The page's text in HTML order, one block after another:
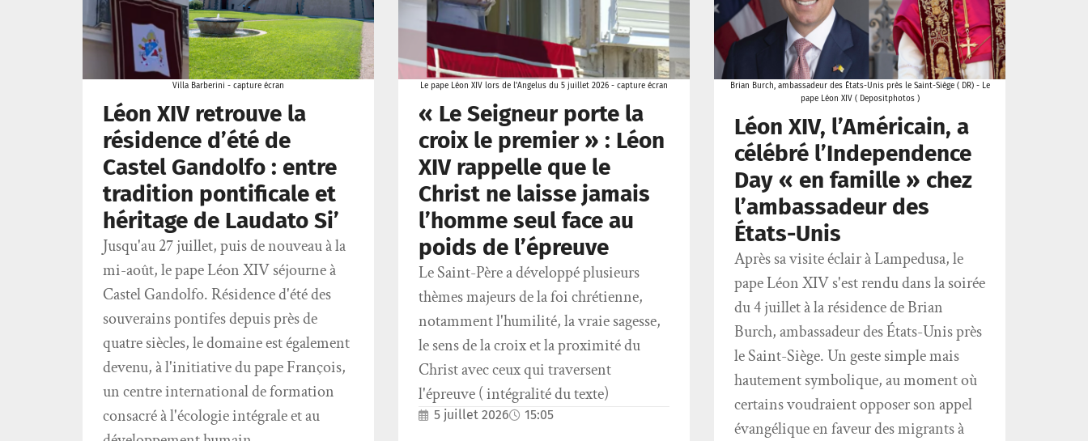
Villa Barberini - capture écran
Léon XIV retrouve la
résidence d’été de
Castel Gandolfo : entre
tradition pontificale et
héritage de Laudato Si’
Jusqu'au 27 juillet, puis de nouveau à la
mi-août, le pape Léon XIV séjourne à
Castel Gandolfo. Résidence d'été des
souverains pontifes depuis près de
quatre siècles, le domaine est également
devenu, à l'initiative du pape François,
un centre international de formation
consacré à l'écologie intégrale et au
Le pape Léon XIV lors de l'Angelus du 5 juillet 2026 - capture écran
« Le Seigneur porte la
croix le premier » : Léon
XIV rappelle que le
Christ ne laisse jamais
l’homme seul face au
poids de l’épreuve
Le Saint-Père a développé plusieurs
thèmes majeurs de la foi chrétienne,
notamment l'humilité, la vraie sagesse,
le sens de la croix et la proximité du
Christ avec ceux qui traversent
l'épreuve ( intégralité du texte)
5 juillet 2026 15:05
Brian Burch, ambassadeur des États-Unis près le Saint-Siège ( DR) - Le
pape Léon XIV ( Depositphotos )
Léon XIV, l’Américain, a
célébré l’Independence
Day « en famille » chez
l’ambassadeur des
États-Unis
Après sa visite éclair à Lampedusa, le
pape Léon XIV s'est rendu dans la soirée
du 4 juillet à la résidence de Brian
Burch, ambassadeur des États-Unis près
le Saint-Siège. Un geste simple mais
hautement symbolique, au moment où
certains voudraient opposer son appel
évangélique en faveur des migrants à